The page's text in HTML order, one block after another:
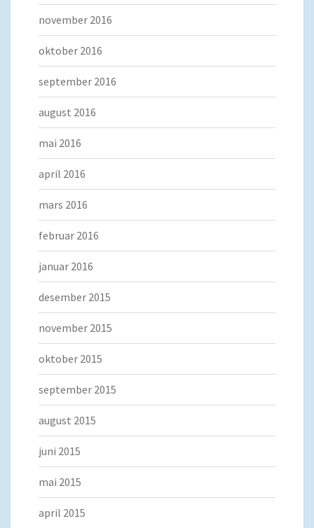
november 2016
oktober 2016
september 2016
august 2016
mai 2016
april 2016
mars 2016
februar 2016
januar 2016
desember 2015
november 2015
oktober 2015
september 2015
august 2015
juni 2015
mai 2015
april 2015